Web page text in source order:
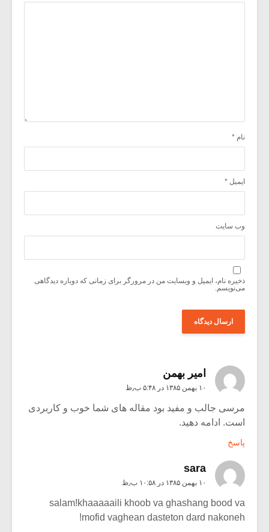
نام *
ایمیل *
وب‌ سایت
ذخیره نام، ایمیل و وبسایت من در مرورگر برای زمانی که دوباره دیدگاهی
می‌نویسم.
امير بهمن
۱۰ بهمن ۱۳۸۵ در ۵:۴۸ ب٫ظ
مرسی جالب و مفید بود مقاله های شما خوب و کاربردی
است. ادامه دهید.
پاسخ
sara
۱۰ بهمن ۱۳۸۵ در ۱۰:۵۸ ب٫ظ
salam!khaaaaaili khoob va ghashang bood va
mofid vaghean dasteton dard nakoneh!